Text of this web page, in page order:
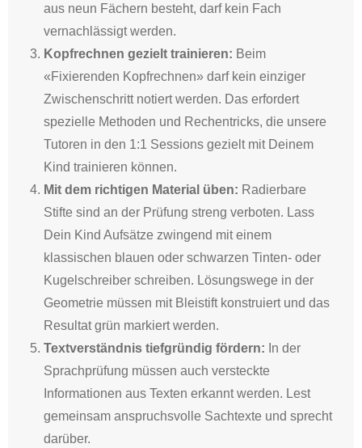
aus neun Fächern besteht, darf kein Fach
vernachlässigt werden.
Kopfrechnen gezielt trainieren: Beim
«Fixierenden Kopfrechnen» darf kein einziger
Zwischenschritt notiert werden. Das erfordert
spezielle Methoden und Rechentricks, die unsere
Tutoren in den 1:1 Sessions gezielt mit Deinem
Kind trainieren können.
Mit dem richtigen Material üben: Radierbare
Stifte sind an der Prüfung streng verboten. Lass
Dein Kind Aufsätze zwingend mit einem
klassischen blauen oder schwarzen Tinten- oder
Kugelschreiber schreiben. Lösungswege in der
Geometrie müssen mit Bleistift konstruiert und das
Resultat grün markiert werden.
Textverständnis tiefgründig fördern: In der
Sprachprüfung müssen auch versteckte
Informationen aus Texten erkannt werden. Lest
gemeinsam anspruchsvolle Sachtexte und sprecht
darüber.